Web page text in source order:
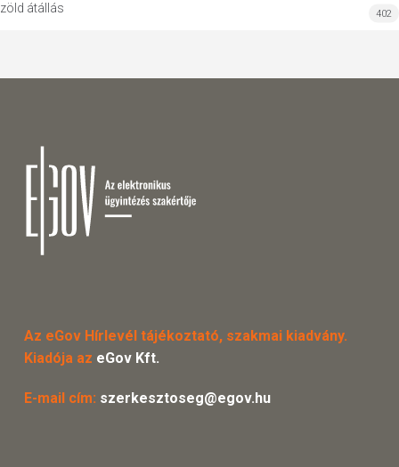
zöld átállás 402
Az eGov Hírlevél tájékoztató, szakmai kiadvány.
Kiadója az eGov Kft.
E-mail cím: szerkesztoseg@egov.hu